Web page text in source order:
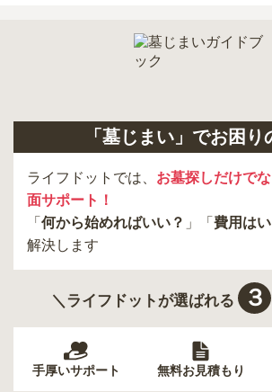
「墓じまい」でお困り
ライフドットでは、 お墓探しだけで
面サポート！
「 何から始めればいい？ 」「 費用は
解決します
＼ライフドットが選ばれる ３
手厚いサポート 無料お見積もり